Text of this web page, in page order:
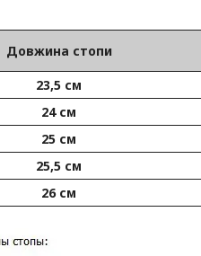
Довжина стопи
23,5 см
24 см
25 см
25,5 см
26 см